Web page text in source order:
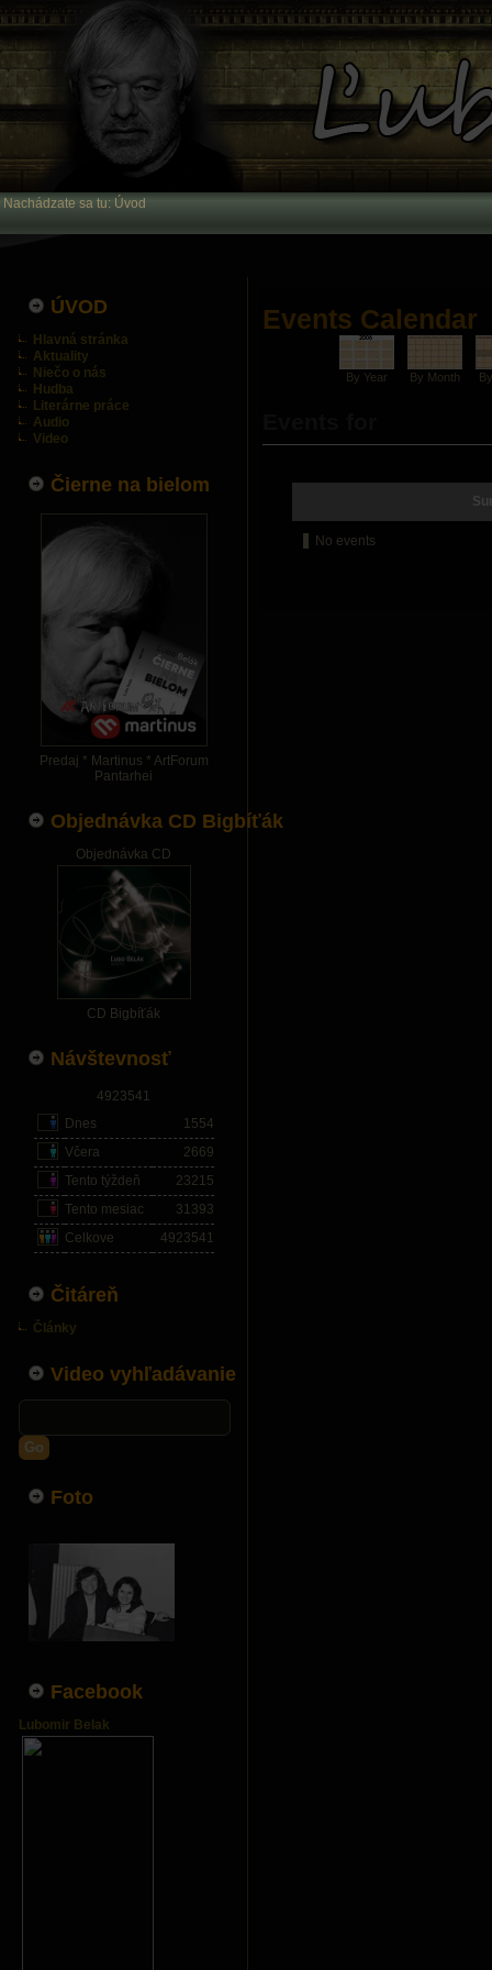
Nachádzate sa tu: Úvod
ÚVOD
Hlavná stránka
Aktuality
Niečo o nás
Hudba
Literárne práce
Audio
Video
Čierne na bielom
Predaj * Martinus * ArtForum
Pantarhei
Objednávka CD Bigbíťák
Objednávka CD
CD Bigbíťák
Návštevnosť
4923541
Dnes
1554
Včera
2669
Tento týždeň
23215
Tento mesiac
31393
Celkove
4923541
Čitáreň
Články
Video vyhľadávanie
Go
Foto
Facebook
Lubomir Belak
Events Calendar
By Year By Month
No events